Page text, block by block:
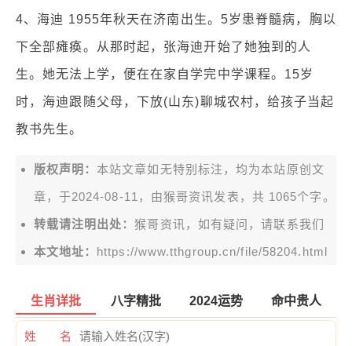
4、海迪 1955年秋天在济南出生。5岁患脊髓病，胸以
下全部瘫痪。从那时起，张海迪开始了她独到的人
生。她无法上学，便在在家自学完中学课程。15岁
时，海迪跟随父母，下放(山东)聊城农村，给孩子当起
教书先生。
版权声明： 本站文章如无特别标注，均为本站原创文
章，于2024-08-11，由猴哥资讯 发表，共 1065个字。
转载请注明出处：猴哥资讯，如有疑问，请联系我们
本文地址： https://www.tthgroup.cn/file/58204.html
生肖详批 八字精批 2024运势 命中贵人
姓 名